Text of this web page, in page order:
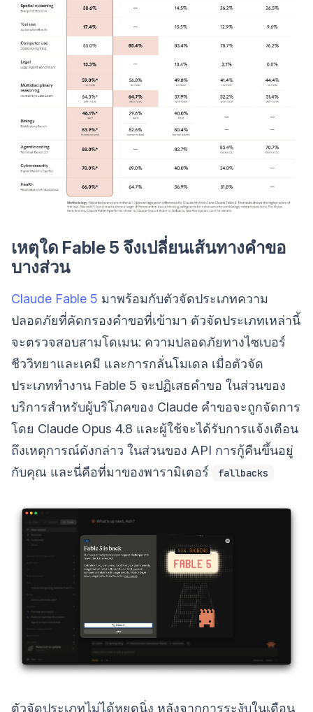
เหตุใด Fable 5 จึงเปลี่ยนเส้นทางคำขอ
บางส่วน
Claude Fable 5 มาพร้อมกับตัวจัดประเภทความ
ปลอดภัยที่คัดกรองคำขอที่เข้ามา ตัวจัดประเภทเหล่านี้
จะตรวจสอบสามโดเมน: ความปลอดภัยทางไซเบอร์
ชีววิทยาและเคมี และการกลั่นโมเดล เมื่อตัวจัด
ประเภททำงาน Fable 5 จะปฏิเสธคำขอ ในส่วนของ
บริการสำหรับผู้บริโภคของ Claude คำขอจะถูกจัดการ
โดย Claude Opus 4.8 และผู้ใช้จะได้รับการแจ้งเตือน
ถึงเหตุการณ์ดังกล่าว ในส่วนของ API การกู้คืนขึ้นอยู่
กับคุณ และนี่คือที่มาของพารามิเตอร์
fallbacks
ตัวจัดประเภทไม่ได้หยุดนิ่ง หลังจากการระงับในเดือน